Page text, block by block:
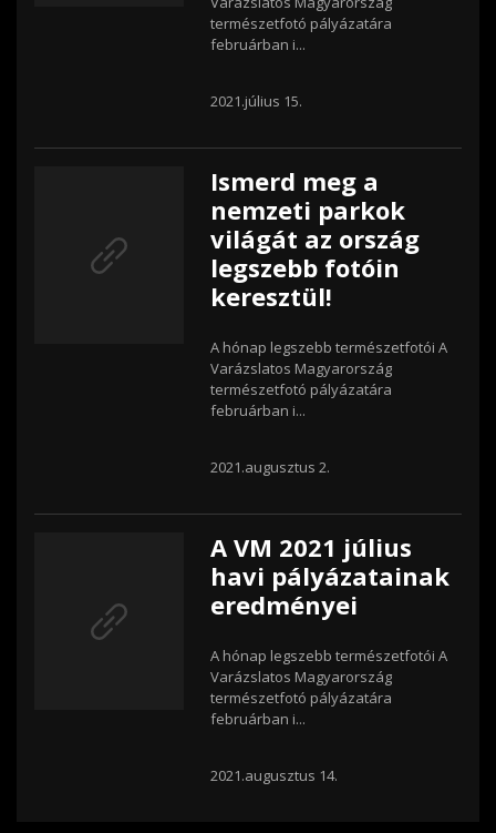
természetfotó pályázatára
februárban i...
2021.július 15.
Ismerd meg a
nemzeti parkok
világát az ország
legszebb fotóin
keresztül!
A hónap legszebb természetfotói A
Varázslatos Magyarország
természetfotó pályázatára
februárban i...
2021.augusztus 2.
A VM 2021 július
havi pályázatainak
eredményei
A hónap legszebb természetfotói A
Varázslatos Magyarország
természetfotó pályázatára
februárban i...
2021.augusztus 14.